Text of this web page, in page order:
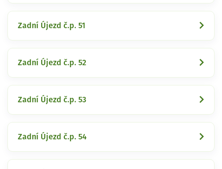
Zadní Újezd č.p. 51
Zadní Újezd č.p. 52
Zadní Újezd č.p. 53
Zadní Újezd č.p. 54